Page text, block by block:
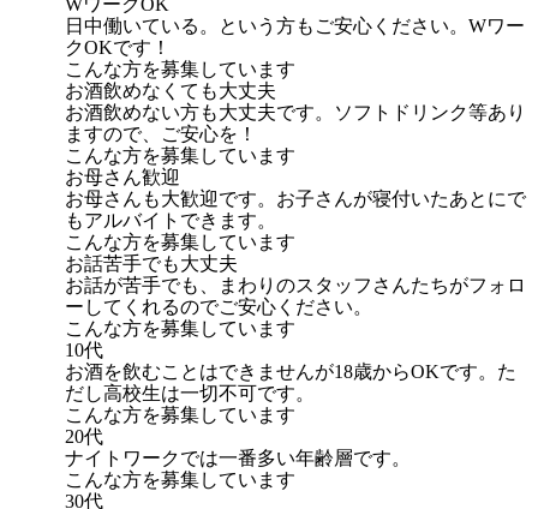
WワークOK
日中働いている。という方もご安心ください。Wワー
クOKです！
こんな方を募集しています
お酒飲めなくても大丈夫
お酒飲めない方も大丈夫です。ソフトドリンク等あり
ますので、ご安心を！
こんな方を募集しています
お母さん歓迎
お母さんも大歓迎です。お子さんが寝付いたあとにで
もアルバイトできます。
こんな方を募集しています
お話苦手でも大丈夫
お話が苦手でも、まわりのスタッフさんたちがフォロ
ーしてくれるのでご安心ください。
こんな方を募集しています
10代
お酒を飲むことはできませんが18歳からOKです。た
だし高校生は一切不可です。
こんな方を募集しています
20代
ナイトワークでは一番多い年齢層です。
こんな方を募集しています
30代